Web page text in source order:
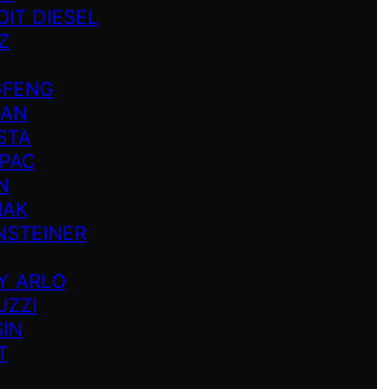
DIESEL
ARLO